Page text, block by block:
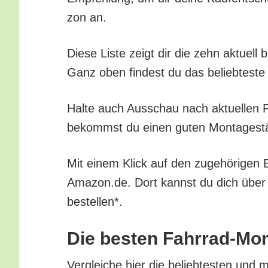
zon an.
Die­se Lis­te zeigt dir die zehn aktu­ell
Ganz oben fin­dest du das
Hal­te auch Aus­schau nach aktu­el­len
bekommst du einen guten
Mit einem Klick auf den zuge­hö­ri­gen
Amazon.de. Dort kannst du dich
bestellen*.
Die bes­ten Fahr­rad-
Ver­glei­che hier die belieb­tes­ten und